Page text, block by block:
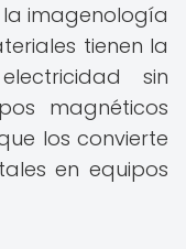
la imagenología
tienen la
sin
magnéticos
los convierte
en equipos